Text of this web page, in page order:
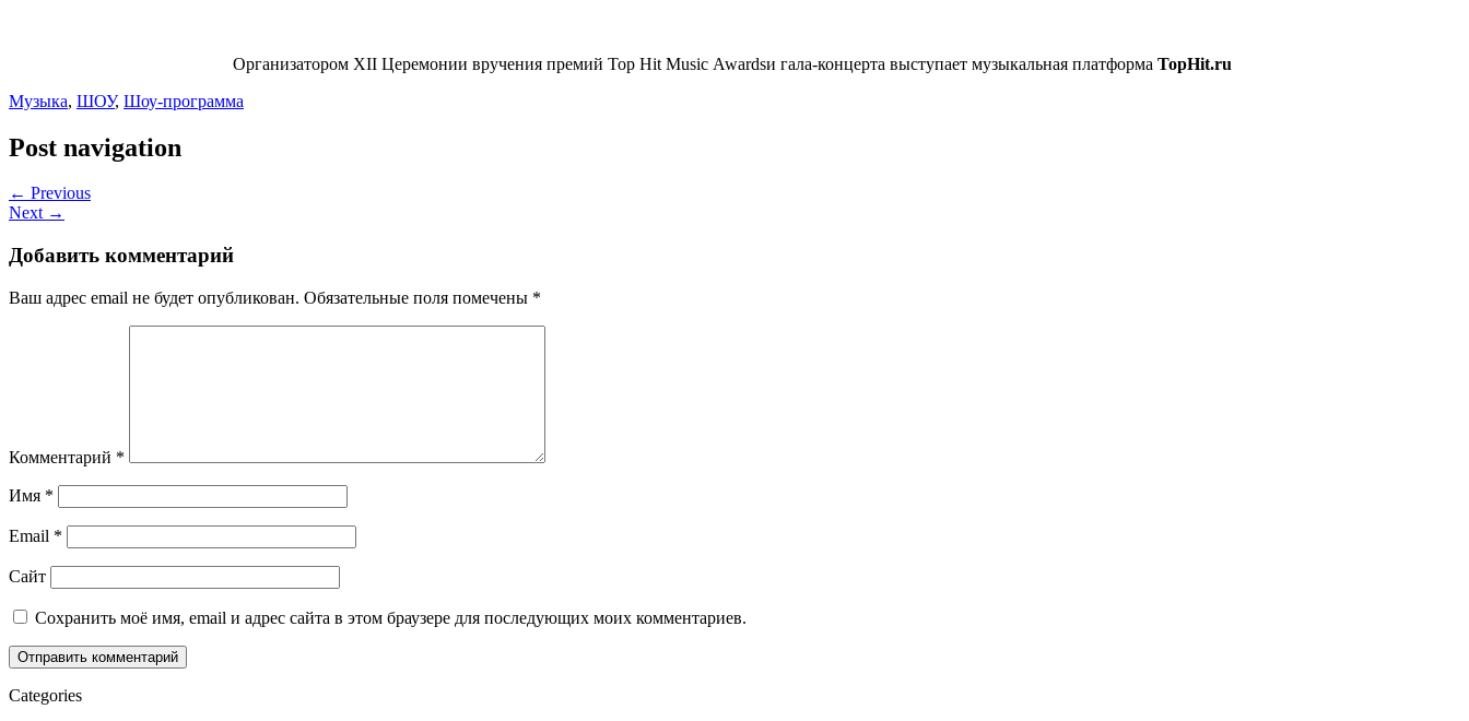
Организатором ХII Церемонии вручения премий Top Hit Music Awardsи гала-концерта выступает музыкальная платформа TopHit.ru
Музыка, ШОУ, Шоу-программа
Post navigation
← Previous
Next →
Добавить комментарий
Ваш адрес email не будет опубликован. Обязательные поля помечены *
Комментарий *
Имя *
Email *
Сайт
Сохранить моё имя, email и адрес сайта в этом браузере для последующих моих комментариев.
Categories